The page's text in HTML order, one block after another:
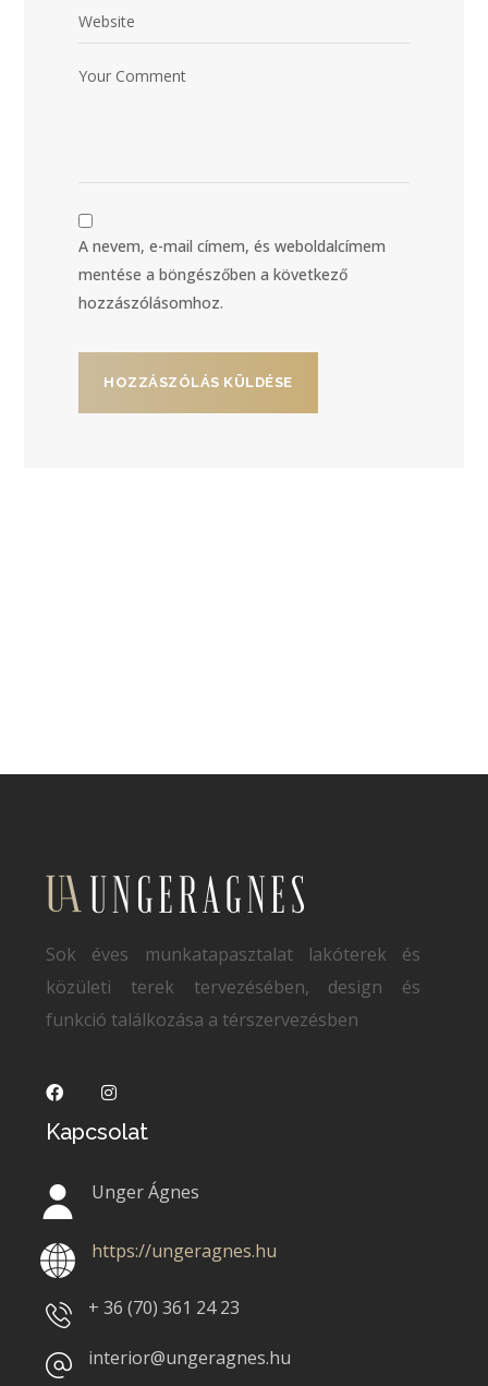
A nevem, e-mail címem, és weboldalcímem
mentése a böngészőben a következő
hozzászólásomhoz.
Sok éves munkatapasztalat lakóterek és
közületi terek tervezésében, design és
funkció találkozása a térszervezésben
Kapcsolat
Unger Ágnes
https://ungeragnes.hu
+ 36 (70)361 24 23
interior@ungeragnes.hu